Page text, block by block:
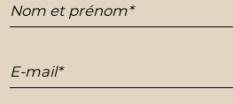
Nom et prénom*
E-mail*